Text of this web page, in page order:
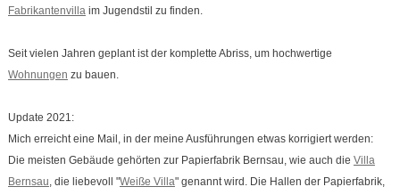
Fabrikantenvillaim Jugendstil zu finden.
Seit vielen Jahren geplant ist der komplette Abriss, um hochwertige
Wohnungen zu bauen.
Update 2021:
Mich erreicht eine Mail, in der meine Ausführungen etwas korrigiert werden:
Die meisten Gebäude gehörten zur Papierfabrik Bernsau, wie auch die Villa
Bernsau, die liebevoll "Weiße Villa" genannt wird. Die Hallen der Papierfabrik,